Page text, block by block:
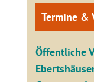
Termine &
Öffentliche V